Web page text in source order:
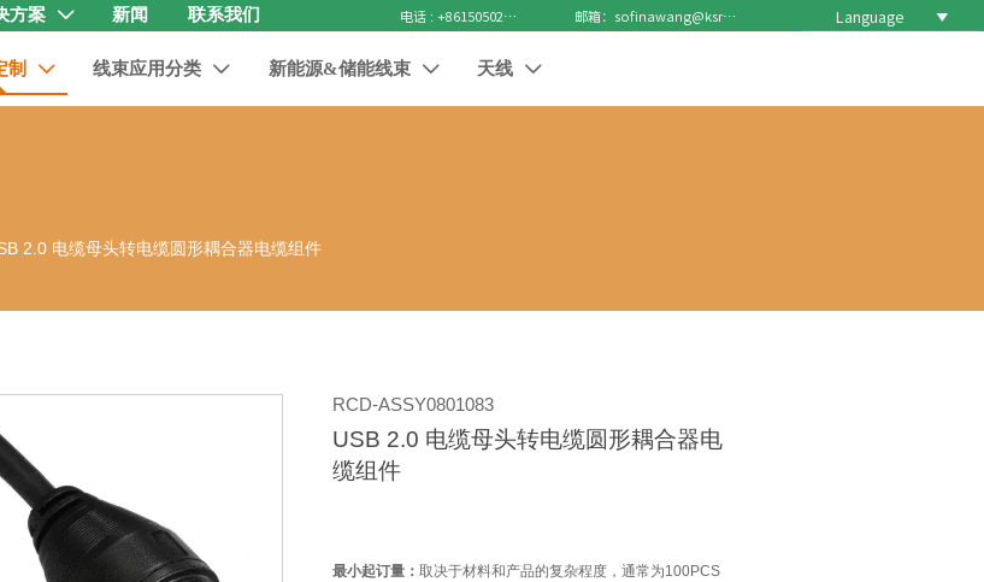
方案  新闻 联系我们 电话 : +8615050271688 邮箱：sofinawang@ksrcd.com Language 
制  线束应用分类  新能源&储能线束  天线 
2.0 电缆母头转电缆圆形耦合器电缆组件
RCD-ASSY0801083
USB 2.0 电缆母头转电缆圆形耦合器电
缆组件
最小起订量： 取决于材料和产品的复杂程度，通常为100PCS